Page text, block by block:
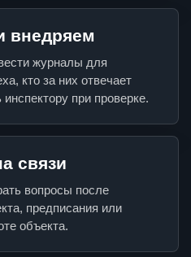
внедряем
журналы для
кто за них отвечает
инспектору при проверке.
связи
вопросы после
предписания или
объекта.